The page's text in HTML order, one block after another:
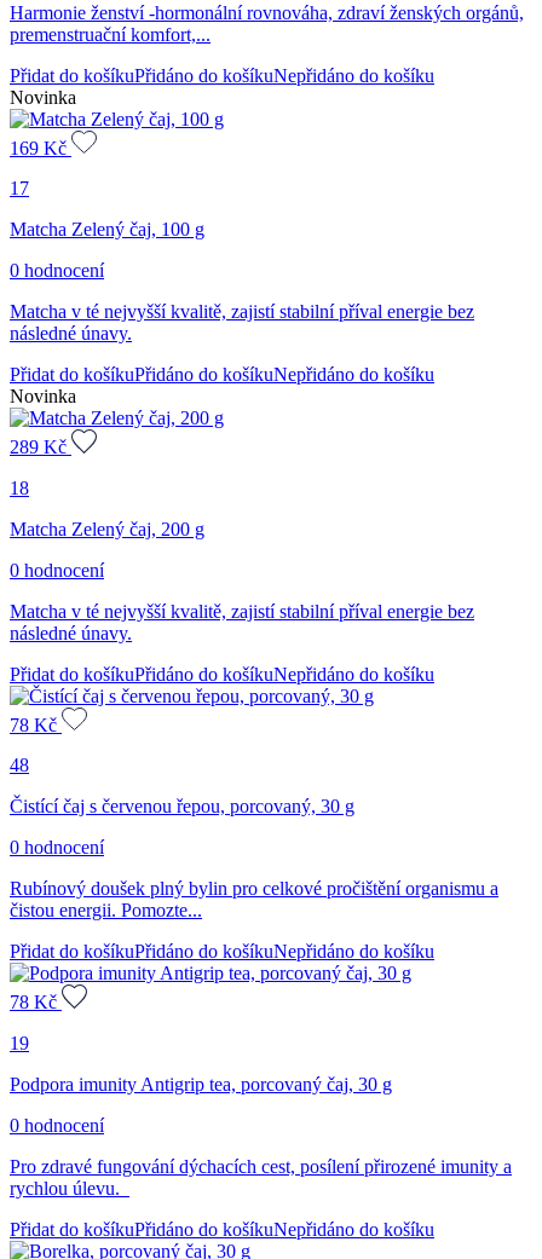
Harmonie ženství -hormonální rovnováha, zdraví ženských orgánů,
premenstruační komfort,...
Přidat do košíkuPřidáno do košíkuNepřidáno do košíku
Novinka
169 Kč
17
Matcha Zelený čaj, 100 g
0 hodnocení
Matcha v té nejvyšší kvalitě, zajistí stabilní příval energie bez
následné únavy.
Přidat do košíkuPřidáno do košíkuNepřidáno do košíku
Novinka
289 Kč
18
Matcha Zelený čaj, 200 g
0 hodnocení
Matcha v té nejvyšší kvalitě, zajistí stabilní příval energie bez
následné únavy.
Přidat do košíkuPřidáno do košíkuNepřidáno do košíku
78 Kč
48
Čistící čaj s červenou řepou, porcovaný, 30 g
0 hodnocení
Rubínový doušek plný bylin pro celkové pročištění organismu a
čistou energii. Pomozte...
Přidat do košíkuPřidáno do košíkuNepřidáno do košíku
78 Kč
19
Podpora imunity Antigrip tea, porcovaný čaj, 30 g
0 hodnocení
Pro zdravé fungování dýchacích cest, posílení přirozené imunity a
rychlou úlevu.
Přidat do košíkuPřidáno do košíkuNepřidáno do košíku